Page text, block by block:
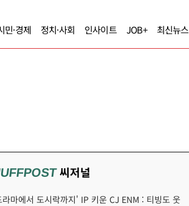
민·경제 정치·사회 인사이트 JOB+ 최신뉴스
씨저널
라마에서 도시락까지' IP 키운 CJ ENM : 티빙도 웃